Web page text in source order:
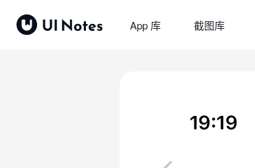
App 库 截图库